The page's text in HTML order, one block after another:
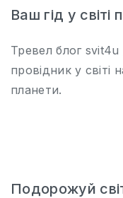
Ваш гід у
Тревел блог
провідник у світі
планети.
Подорожуй